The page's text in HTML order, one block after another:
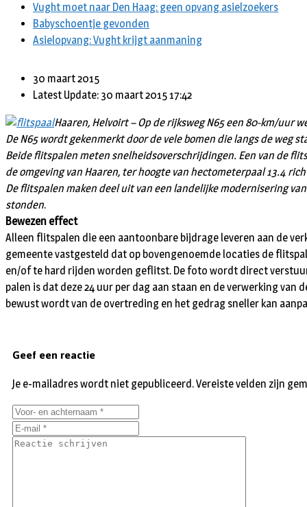
Vught moet naar Den Haag: geen opvang asielzoekers
Babyschoentje gevonden
Asielopvang: Vught krijgt aanmaning
30 maart 2015
Latest Update: 30 maart 2015 17:42
Haaren, Helvoirt – Op de rijksweg N65 een 80-km/
De N65 wordt gekenmerkt door de vele bomen die langs de weg
Beide flitspalen meten snelheidsoverschrijdingen. Een van de
de omgeving van Haaren, ter hoogte van hectometerpaal 13.4
De flitspalen maken deel uit van een landelijke modernisering
stonden.
Bewezen effect
Alleen flitspalen die een aantoonbare bijdrage leveren aan de
gemeente vastgesteld dat op bovengenoemde locaties de
en/of te hard rijden worden geflitst. De foto wordt direct
palen is dat deze 24 uur per dag aan staan en de verwerking
bewust wordt van de overtreding en het gedrag sneller kan
Geef een reactie
Je e-mailadres wordt niet gepubliceerd.Vereiste velden zijn